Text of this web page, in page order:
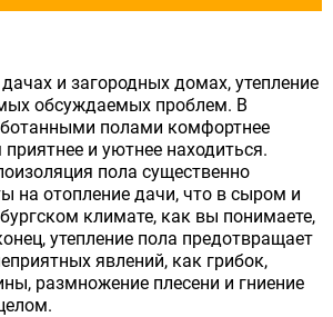
и загородных домах, утепление
обсуждаемых проблем. В
полами комфортнее
и уютнее находиться.
пола существенно
на отопление дачи, что в сыром и
климате, как вы понимаете,
утепление пола предотвращает
явлений, как грибок,
размножение плесени и гниение